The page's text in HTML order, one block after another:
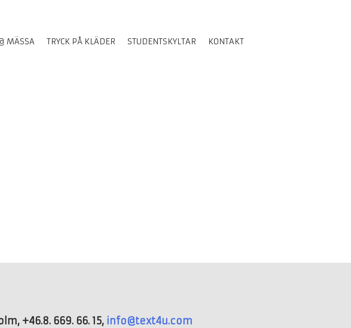
MÄSSA TRYCK PÅ KLÄDER STUDENTSKYLTAR KONTAKT
+46.8. 669. 66. 15, info@text4u.com